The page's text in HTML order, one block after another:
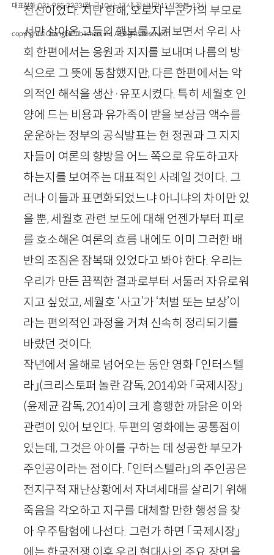
전선이었다. 지난 한해, 오로지 누군가의 부모로
서만 살아온 그들의 행보를 지켜보면서 우리 사
회 한편에서는 응원과 지지를 보내며 나름의 방
식으로 그 뜻에 동참했지만, 다른 한편에서는 악
의적인 해석을 생산 ·유포시켰다. 특히 세월호 인
양에 드는 비용과 유가족이 받을 보상금 액수를
운운하는 정부의 공식발표는 현 정권과 그 지지
자들이 여론의 향방을 어느 쪽으로 유도하고자
하는지를 보여주는 대표적인 사례일 것이다. 그
러나 이들과 표면화되었느냐 아니냐의 차이만 있
을 뿐, 세월호 관련 보도에 대해 언젠가부터 피로
를 호소해온 여론의 흐름 내에도 이미 그러한 배
반의 조짐은 잠복돼 있었다고 봐야 한다. 우리는
우리가 만든 끔찍한 결과로부터 서둘러 자유로워
지고 싶었고, 세월호 ‘사고’가 ‘처벌 또는 보상’이
라는 편의적인 과정을 거쳐 신속히 정리되기를
바랐던 것이다.
작년에서 올해로 넘어오는 동안 영화 「인터스텔
라」(크리스토퍼 놀란 감독,2014)와 「국제시장」
(윤제균 감독,2014)이 크게 흥행한 까닭은 이와
관련이 있어 보인다. 두편의 영화에는 공통점이
있는데, 그것은 아이를 구하는 데 성공한 부모가
주인공이라는 점이다. 「인터스텔라」의 주인공은
전지구적 재난상황에서 자녀세대를 살리기 위해
죽음을 각오하고 지구를 대체할 만한 행성을 찾
아 우주탐험에 나선다. 그런가 하면 「국제시장」
대표전화 : 031-955-3333(월~금 10시~17시), 점심시간 11시 30분~13시
copyright © Changbi Publishers, inc. All Rights Reserved.